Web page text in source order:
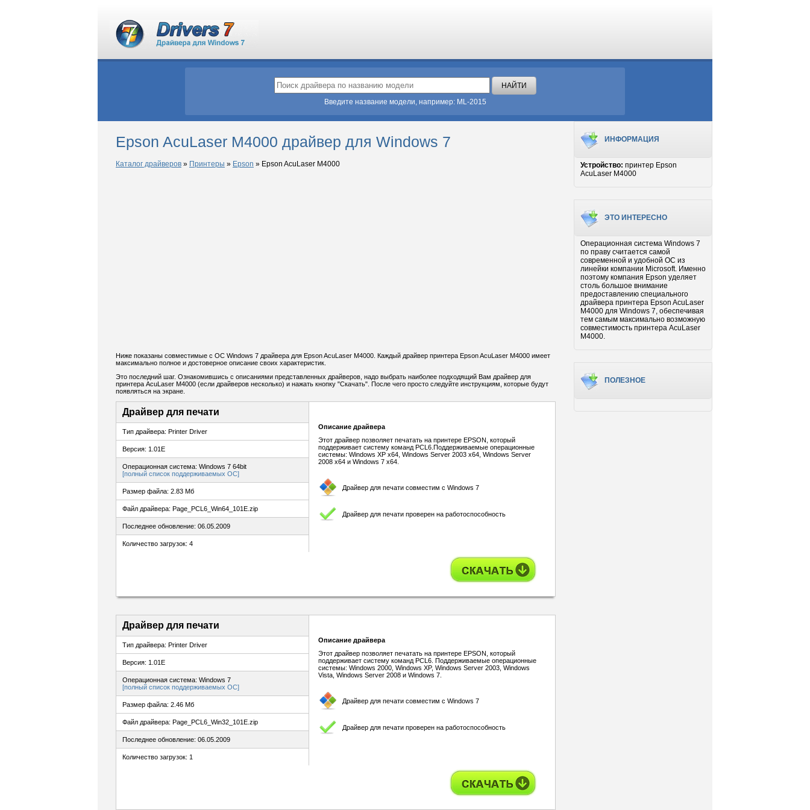
Введите название модели, например: ML-2015
Epson AcuLaser M4000 драйвер для Windows 7
Каталог драйверов » Принтеры » Epson » Epson AcuLaser M4000
Ниже показаны совместимые с ОС Windows 7 драйвера для Epson AcuLaser M4000. Каждый драйвер принтера Epson AcuLaser M4000 имеет
максимально полное и достоверное описание своих характеристик.
Это последний шаг. Ознакомившись с описаниями представленных драйверов, надо выбрать наиболее подходящий Вам драйвер для
принтера AcuLaser M4000 (если драйверов несколько) и нажать кнопку "Скачать". После чего просто следуйте инструкциям, которые будут
появляться на экране.
Драйвер для печати
Тип драйвера: Printer Driver
Версия: 1.01E
Операционная система: Windows 7 64bit
[полный список поддерживаемых ОС]
Размер файла: 2.83 Мб
Файл драйвера: Page_PCL6_Win64_101E.zip
Последнее обновление: 06.05.2009
Количество загрузок: 4
Описание драйвера
Этот драйвер позволяет печатать на принтере EPSON, который
поддерживает систему команд PCL6.Поддерживаемые операционные
системы: Windows XP х64, Windows Server 2003 х64, Windows Server
2008 х64 и Windows 7 х64.
Драйвер для печати совместим с Windows 7
Драйвер для печати проверен на работоспособность
Драйвер для печати
Тип драйвера: Printer Driver
Версия: 1.01E
Операционная система: Windows 7
[полный список поддерживаемых ОС]
Размер файла: 2.46 Мб
Файл драйвера: Page_PCL6_Win32_101E.zip
Последнее обновление: 06.05.2009
Количество загрузок: 1
Описание драйвера
Этот драйвер позволяет печатать на принтере EPSON, который
поддерживает систему команд PCL6. Поддерживаемые операционные
системы: Windows 2000, Windows XP, Windows Server 2003, Windows
Vista, Windows Server 2008 и Windows 7.
Драйвер для печати совместим с Windows 7
Драйвер для печати проверен на работоспособность
ИНФОРМАЦИЯ
Устройство: принтер Epson
AcuLaser M4000
ЭТО ИНТЕРЕСНО
Операционная система Windows 7
по праву считается самой
современной и удобной ОС из
линейки компании Microsoft. Именно
поэтому компания Epson уделяет
столь большое внимание
предоставлению специального
драйвера принтера Epson AcuLaser
M4000 для Windows 7, обеспечивая
тем самым максимально возможную
совместимость принтера AcuLaser
M4000.
ПОЛЕЗНОЕ